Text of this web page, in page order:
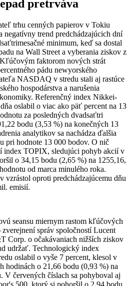
pretrváva
trhu cenných papierov v Tokiu
negatívny trend predchádzajúcich dní
minimum, keď sa dostal
na Wall Street a vyberania ziskov z
faktorom nových strát
pádu newyorského
NASDAQ v stredu stali aj rastúce
hospodárstva a narušenia
Referenčný index Nikkei-
oslabil o viac ako päť percent na 13
za posledných dvadsaťtri
bodu (3,53 %) na konečných 13
analytikov sa nachádza ďalšia
pri hodnote 13 000 bodov. O nič
index TOPIX, sledujúci pohyb akcií v
o 34,15 bodu (2,65 %) na 1255,16,
od marca minulého roka.
vzrástol oproti predchádzajúcemu dňu
emisií.
seansu miernym rastom kľúčových
správ spoločností Lucent
Corp. o očakávaniach nižších ziskov
udržať. Technologický index
oslabil o vyše 7 percent, klesol v
hodinách o 21,66 bodu (0,93 %) na
V červených číslach sa pohyboval aj
500, ktorý si pohoršil o 2,94 bodu